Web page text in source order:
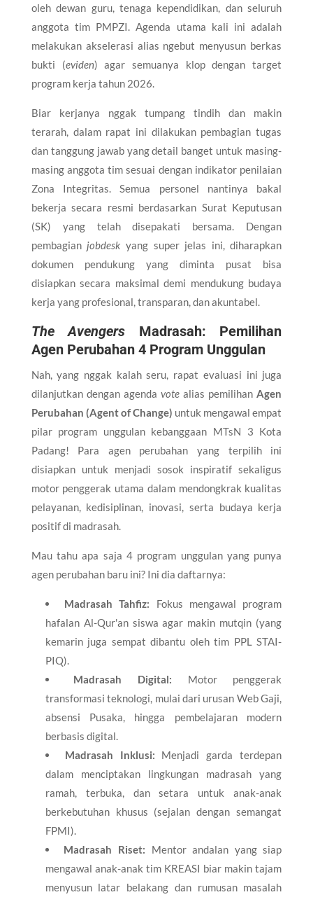
oleh dewan guru, tenaga kependidikan, dan seluruh
anggota tim PMPZI. Agenda utama kali ini adalah
melakukan akselerasi alias ngebut menyusun berkas
bukti (eviden) agar semuanya klop dengan target
program kerja tahun 2026.
Biar kerjanya nggak tumpang tindih dan makin
terarah, dalam rapat ini dilakukan pembagian tugas
dan tanggung jawab yang detail banget untuk masing-
masing anggota tim sesuai dengan indikator penilaian
Zona Integritas. Semua personel nantinya bakal
bekerja secara resmi berdasarkan Surat Keputusan
(SK) yang telah disepakati bersama. Dengan
pembagian jobdesk yang super jelas ini, diharapkan
dokumen pendukung yang diminta pusat bisa
disiapkan secara maksimal demi mendukung budaya
kerja yang profesional, transparan, dan akuntabel.
The Avengers Madrasah: Pemilihan
Agen Perubahan 4 Program Unggulan
Nah, yang nggak kalah seru, rapat evaluasi ini juga
dilanjutkan dengan agenda vote alias pemilihanAgen
Perubahan (Agent of Change) untuk mengawal empat
pilar program unggulan kebanggaan MTsN 3 Kota
Padang! Para agen perubahan yang terpilih ini
disiapkan untuk menjadi sosok inspiratif sekaligus
motor penggerak utama dalam mendongkrak kualitas
pelayanan, kedisiplinan, inovasi, serta budaya kerja
positif di madrasah.
Mau tahu apa saja 4 program unggulan yang punya
agen perubahan baru ini? Ini dia daftarnya:
Madrasah Tahfiz: Fokus mengawal program
hafalan Al-Qur'an siswa agar makin mutqin (yang
kemarin juga sempat dibantu oleh tim PPL STAI-
PIQ).
Madrasah Digital: Motor penggerak
transformasi teknologi, mulai dari urusan Web Gaji,
absensi Pusaka, hingga pembelajaran modern
berbasis digital.
Madrasah Inklusi: Menjadi garda terdepan
dalam menciptakan lingkungan madrasah yang
ramah, terbuka, dan setara untuk anak-anak
berkebutuhan khusus (sejalan dengan semangat
FPMI).
Madrasah Riset: Mentor andalan yang siap
mengawal anak-anak tim KREASI biar makin tajam
menyusun latar belakang dan rumusan masalah